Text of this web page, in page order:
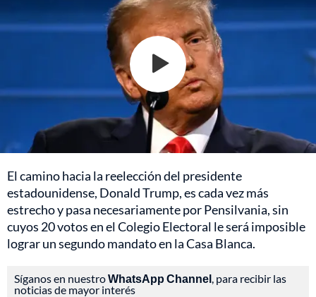
El camino hacia la reelección del presidente
estadounidense, Donald Trump, es cada vez más
estrecho y pasa necesariamente por Pensilvania, sin
cuyos 20 votos en el Colegio Electoral le será imposible
lograr un segundo mandato en la Casa Blanca.
Síganos en nuestroWhatsApp Channel , para recibir las
noticias de mayor interés